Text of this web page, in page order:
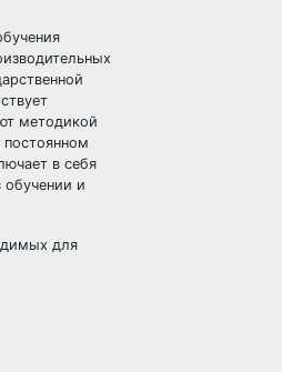
методикой
в себя
обучении и
для